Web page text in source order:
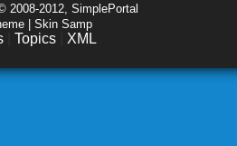
2008-2012, SimplePortal
| Skin Samp
Topics XML